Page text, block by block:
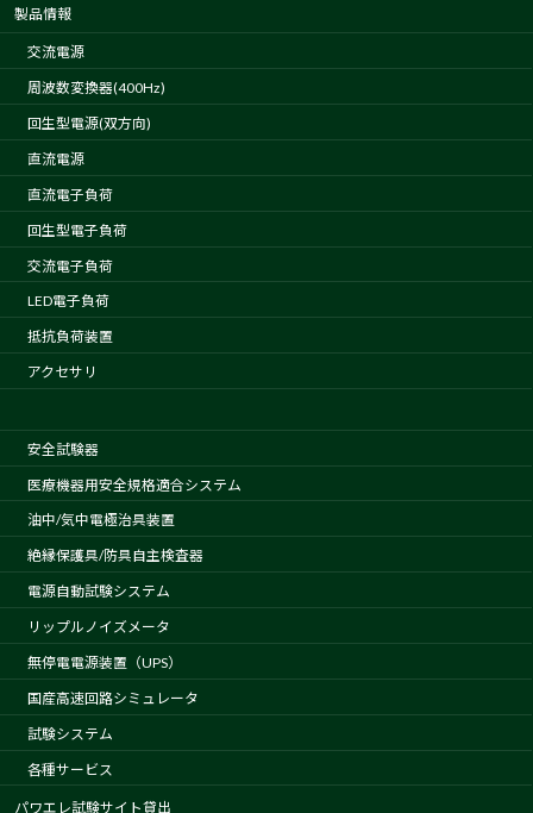
製品情報
交流電源
周波数変換器(400Hz)
回生型電源(双方向)
直流電源
直流電子負荷
回生型電子負荷
交流電子負荷
LED電子負荷
抵抗負荷装置
アクセサリ
安全試験器
医療機器用安全規格適合システム
油中/気中電極治具装置
絶縁保護具/防具自主検査器
電源自動試験システム
リップルノイズメータ
無停電電源装置（UPS）
国産高速回路シミュレータ
試験システム
各種サービス
パワエレ試験サイト貸出